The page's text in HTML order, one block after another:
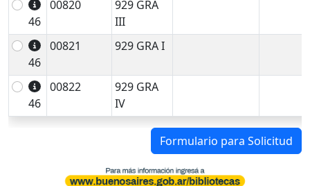
46
00820
929 GRA
III
46
00821 929 GRA I
46
00822
929 GRA
IV
Formulario para Solicitud